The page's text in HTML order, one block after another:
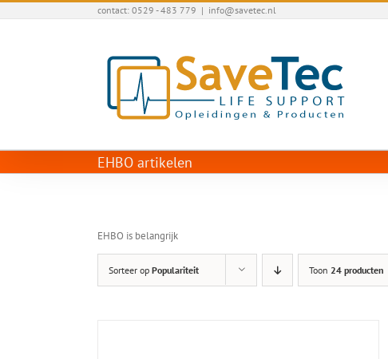
Ga
naar
contact: 0529 - 483 779 | info@savetec.nl
EHBO artikelen
EHBO is belangrijk
Sorteer op Populariteit Toon 24 producten